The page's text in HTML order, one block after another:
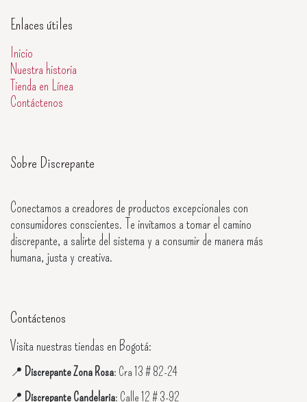
Enlaces útiles
Inicio
Nuestra historia
Tienda en Línea
Contáctenos
Sobre Discrepante
Conectamos a creadores de productos excepcionales con
consumidores conscientes. Te invitamos a tomar el camino
discrepante, a salirte del sistema y a consumir de manera más
humana, justa y creativa.
Contáctenos
Visita nuestras tiendas en Bogotá:
📍 Discrepante Zona Rosa: Cra 13 # 82-24
📍 Discrepante Candelaria: Calle 12 # 3-92